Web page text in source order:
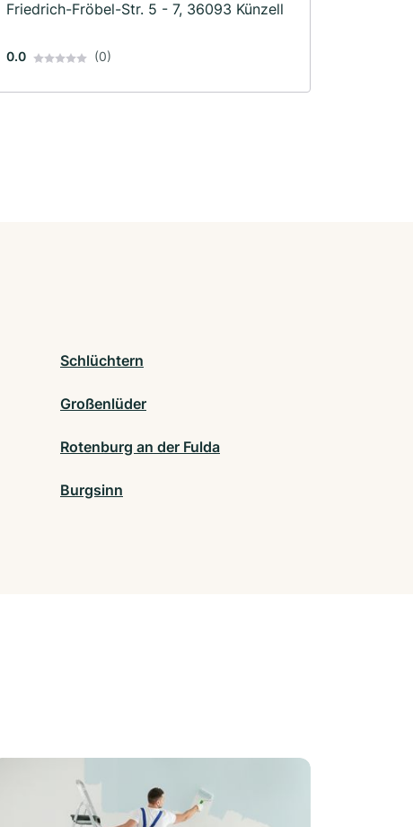
Friedrich-Fröbel-Str. 5 - 7, 36093 Künzell
0.0 (0)
Schlüchtern
Großenlüder
Rotenburg an der Fulda
Burgsinn